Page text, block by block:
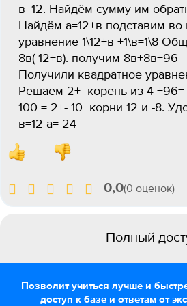
в=12. Найдём сумму им
Найдём а=12+в подставим во
уравнение 1\12+в +1\в=1\8
8в( 12+в). получим 8в+8в+96=
Получили квадратное
Решаем 2+- корень из 4 +96=
100 = 2+- 10 корни 12 и -8.
в=12 а= 24
0,0(0 оценок)
Полный
Позволит учиться лучше и
доступ к базе и ответам от